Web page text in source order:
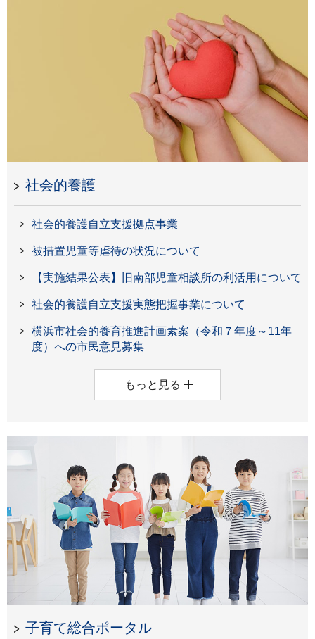
社会的養護
社会的養護自立支援拠点事業
被措置児童等虐待の状況について
【実施結果公表】旧南部児童相談所の利活用について
社会的養護自立支援実態把握事業について
横浜市社会的養育推進計画素案（令和７年度～11年
度）への市民意見募集
もっと見る
子育て総合ポータル